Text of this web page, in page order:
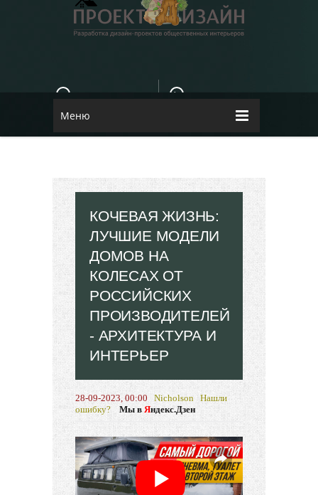
КОНТАКТЫ
E-MAIL
Меню
КОЧЕВАЯ ЖИЗНЬ:
ЛУЧШИЕ МОДЕЛИ
ДОМОВ НА
КОЛЕСАХ ОТ
РОССИЙСКИХ
ПРОИЗВОДИТЕЛЕЙ
- АРХИТЕКТУРА И
ИНТЕРЬЕР
28-09-2023, 00:00 Nicholson Нашли
ошибку?
Мы в Яндекс.Дзен